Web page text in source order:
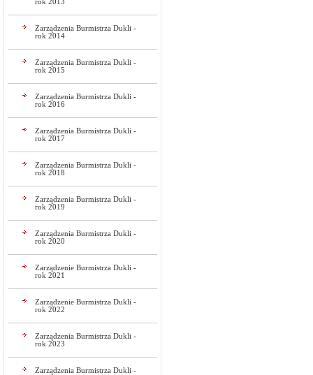
rok 2013
Zarządzenia Burmistrza Dukli -
rok 2014
Zarządzenia Burmistrza Dukli -
rok 2015
Zarządzenia Burmistrza Dukli -
rok 2016
Zarządzenia Burmistrza Dukli -
rok 2017
Zarządzenia Burmistrza Dukli -
rok 2018
Zarządzenia Burmistrza Dukli -
rok 2019
Zarządzenia Burmistrza Dukli -
rok 2020
Zarządzenie Burmistrza Dukli -
rok 2021
Zarządzenie Burmistrza Dukli -
rok 2022
Zarządzenia Burmistrza Dukli -
rok 2023
Zarządzenia Burmistrza Dukli -